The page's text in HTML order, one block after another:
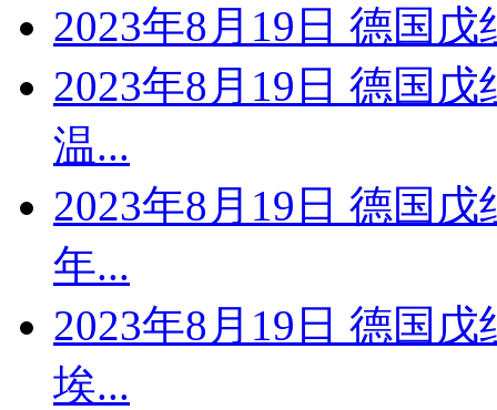
2023年8月19日 德国
2023年8月19日 德国
温...
2023年8月19日 德国
年...
2023年8月19日 德国
埃...